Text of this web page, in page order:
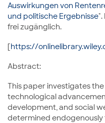
Auswirkungen von
und politische Ergebnisse
frei zugänglich.
[https://
Abstract:
This paper investigates
technological
development, and social
determined